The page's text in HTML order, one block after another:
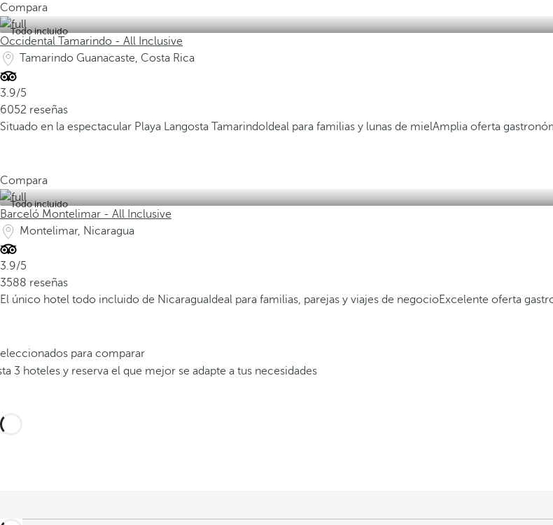
Compara
Todo incluido
Occidental Tamarindo - All Inclusive
Tamarindo Guanacaste, Costa Rica
3.9/5
6052 reseñas
Situado en la espectacular Playa Langosta Tamarindo Ideal para familias y lunas de mielAmplia oferta
Compara
Todo incluido
Barceló Montelimar - All Inclusive
Montelimar, Nicaragua
3.9/5
3588 reseñas
El único hotel todo incluido de Nicaragua Ideal para familias, parejas y viajes de negocioExcelente oferta
para comparar
3 hoteles y reserva el que mejor se adapte a tus necesidades